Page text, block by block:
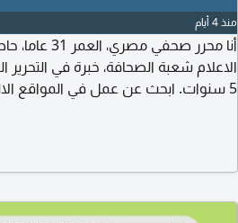
منذ 4 أيام
أنا محرر
الاعلام شعبة الصحافة، خبرة في
5 سنوات. ابحث عن عمل في المواقع الالكترونية أو الصحف الورقية